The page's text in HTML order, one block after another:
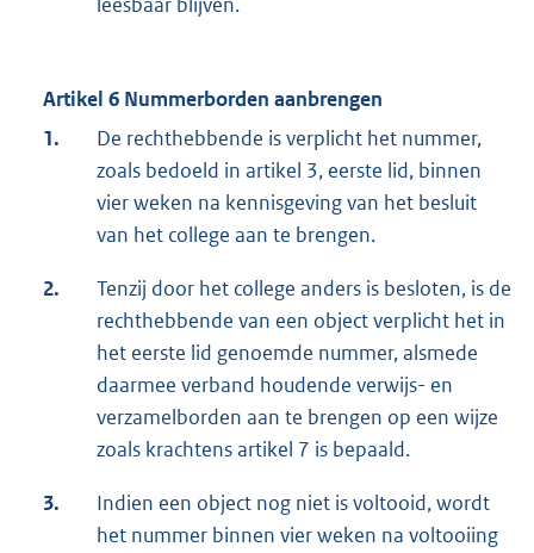
Artikel 6 Nummerborden aanbrengen
1.
De rechthebbende is verplicht het nummer,
zoals bedoeld in artikel 3, eerste lid, binnen
vier weken na kennisgeving van het besluit
van het college aan te brengen.
2.
Tenzij door het college anders is besloten, is de
rechthebbende van een object verplicht het in
het eerste lid genoemde nummer, alsmede
daarmee verband houdende verwijs- en
verzamelborden aan te brengen op een wijze
zoals krachtens artikel 7 is bepaald.
3.
Indien een object nog niet is voltooid, wordt
het nummer binnen vier weken na voltooiing